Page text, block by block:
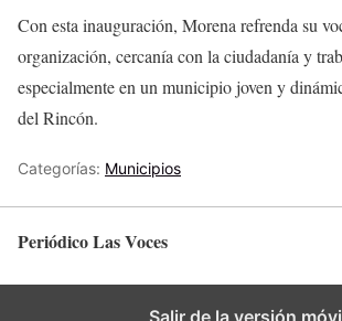
Con esta inauguración, Morena refrenda su
organización, cercanía con la ciudadanía y
especialmente en un municipio joven y
del Rincón.
Categorías: Municipios
Periódico Las Voces